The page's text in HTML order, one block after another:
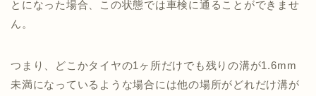
とになった場合、この状態では車検に通ることができませ
ん。
つまり、どこかタイヤの1ヶ所だけでも残りの溝が1.6mm
未満になっているような場合には他の場所がどれだけ溝が